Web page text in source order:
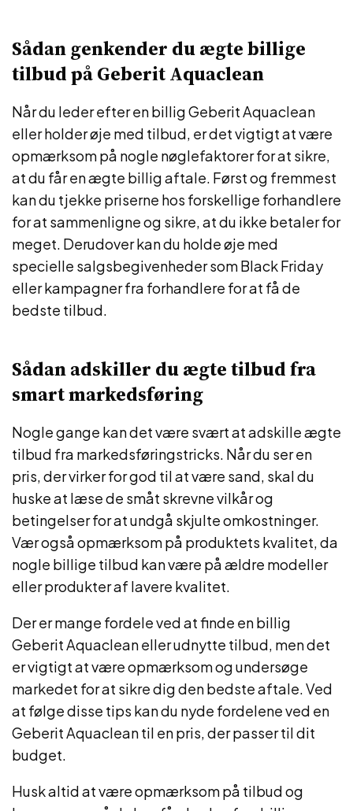
Sådan genkender du ægte billige
tilbud på Geberit Aquaclean
Når du leder efter en billig Geberit Aquaclean
eller holder øje med tilbud, er det vigtigt at være
opmærksom på nogle nøglefaktorer for at sikre,
at du får en ægte billig aftale. Først og fremmest
kan du tjekke priserne hos forskellige forhandlere
for at sammenligne og sikre, at du ikke betaler for
meget. Derudover kan du holde øje med
specielle salgsbegivenheder som Black Friday
eller kampagner fra forhandlere for at få de
bedste tilbud.
Sådan adskiller du ægte tilbud fra
smart markedsføring
Nogle gange kan det være svært at adskille ægte
tilbud fra markedsføringstricks. Når du ser en
pris, der virker for god til at være sand, skal du
huske at læse de småt skrevne vilkår og
betingelser for at undgå skjulte omkostninger.
Vær også opmærksom på produktets kvalitet, da
nogle billige tilbud kan være på ældre modeller
eller produkter af lavere kvalitet.
Der er mange fordele ved at finde en billig
Geberit Aquaclean eller udnytte tilbud, men det
er vigtigt at være opmærksom og undersøge
markedet for at sikre dig den bedste aftale. Ved
at følge disse tips kan du nyde fordelene ved en
Geberit Aquaclean til en pris, der passer til dit
budget.
Husk altid at være opmærksom på tilbud og